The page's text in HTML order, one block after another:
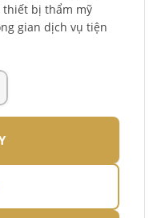
thiết bị thẩm mỹ
gian dịch vụ tiện